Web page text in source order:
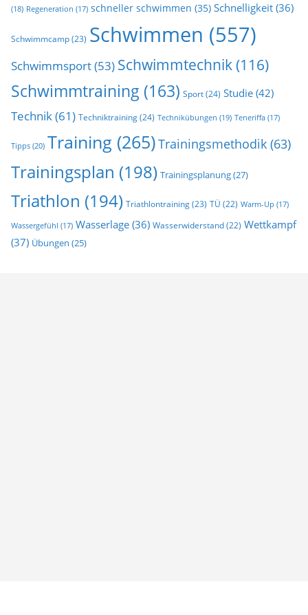
(18) Regeneration (17) schneller schwimmen (35) Schnelligkeit (36)
Schwimmcamp(23) Schwimmen (557)
Schwimmsport(53) Schwimmtechnik(116)
Schwimmtraining (163) Sport(24) Studie (42)
Technik(61) Techniktraining(24) Technikübungen (19) Teneriffa (17)
Tipps (20) Training (265)Trainingsmethodik (63)
Trainingsplan (198) Trainingsplanung(27)
Triathlon (194) Triathlontraining(23) TÜ (22) Warm-Up (17)
Wassergefühl (17) Wasserlage (36) Wasserwiderstand(22) Wettkampf
(37) Übungen (25)